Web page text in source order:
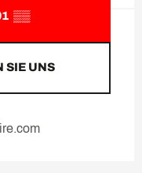
▒▒
SIE UNS